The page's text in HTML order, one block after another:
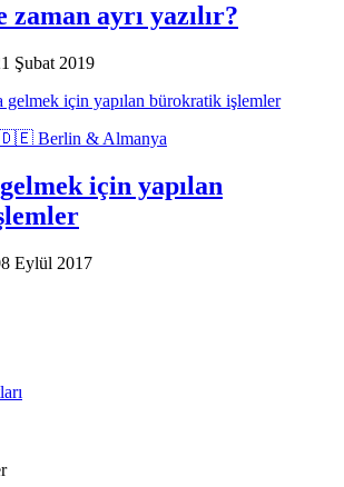
zaman ayrı yazılır?
Şubat 2019
Berlin & Almanya
için yapılan
Eylül 2017